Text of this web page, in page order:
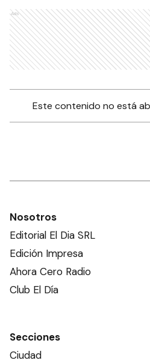
Ads
Este contenido no está
Nosotros
Editorial El Dia SRL
Edición Impresa
Ahora Cero Radio
Club El Día
Secciones
Ciudad